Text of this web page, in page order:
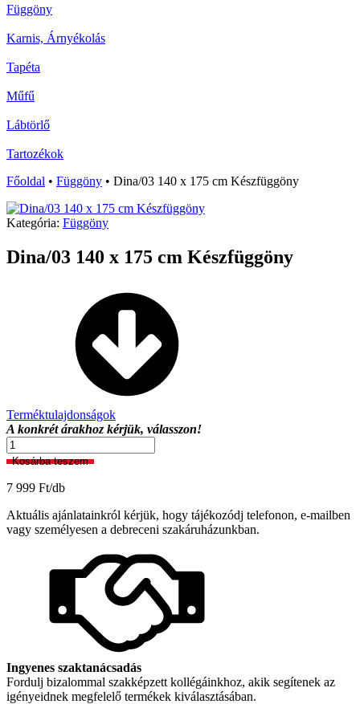
Függöny
Karnis, Árnyékolás
Tapéta
Műfű
Lábtörlő
Tartozékok
Főoldal • Függöny • Dina/03 140 x 175 cm Készfüggöny
Kategória: Függöny
Dina/03 140 x 175 cm Készfüggöny
Terméktulajdonságok
A konkrét árakhoz kérjük, válasszon!
Dina/03
140
175
Készfüggöny
mennyiség
Kosárba teszem
7 999 Ft/db
Aktuális ajánlatainkról kérjük, hogy tájékozódj telefonon, e-mailben
vagy személyesen a debreceni szakáruházunkban.
Ingyenes szaktanácsadás
Fordulj bizalommal szakképzett kollégáinkhoz, akik segítenek az
igényeidnek megfelelő termékek kiválasztásában.